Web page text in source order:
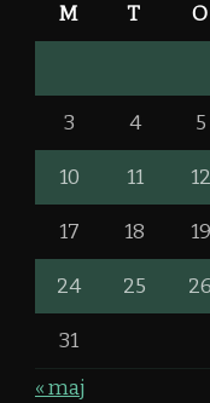
M T O
3 4 5
10 11 12
17 18 19
24 25 26
31
« maj